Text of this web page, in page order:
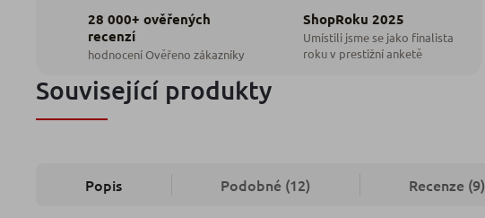
28 000+ ověřených
recenzí
hodnocení Ověřeno zákazníky
ShopRoku 2025
Umístili jsme se jako finalista
roku v prestižní anketě
Související produkty
Popis Podobné (12) Recenze (9)